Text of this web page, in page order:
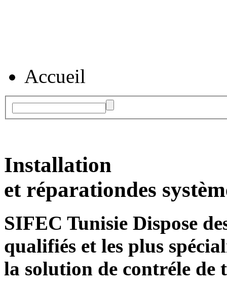
Accueil
Installation
et réparationdes
SIFEC Tunisie Dispose
qualifiés et les plus
la solution de contréle de